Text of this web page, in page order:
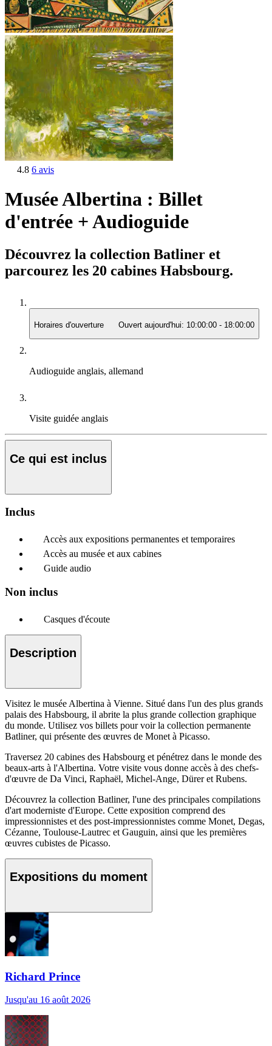
4.8 6 avis
Musée Albertina : Billet
d'entrée + Audioguide
Découvrez la collection Batliner et
parcourez les 20 cabines Habsbourg.
Horaires d'ouverture Ouvert aujourd'hui: 10:00:00 - 18:00:00
Audioguide anglais, allemand
Visite guidée anglais
Ce qui est inclus
Inclus
Accès aux expositions permanentes et temporaires
Accès au musée et aux cabines
Guide audio
Non inclus
Casques d'écoute
Description
Visitez le musée Albertina à Vienne. Situé dans l'un des plus grands
palais des Habsbourg, il abrite la plus grande collection graphique
du monde. Utilisez vos billets pour voir la collection permanente
Batliner, qui présente des œuvres de Monet à Picasso.
Traversez 20 cabines des Habsbourg et pénétrez dans le monde des
beaux-arts à l'Albertina. Votre visite vous donne accès à des chefs-
d'œuvre de Da Vinci, Raphaël, Michel-Ange, Dürer et Rubens.
Découvrez la collection Batliner, l'une des principales compilations
d'art moderniste d'Europe. Cette exposition comprend des
impressionnistes et des post-impressionnistes comme Monet, Degas,
Cézanne, Toulouse-Lautrec et Gauguin, ainsi que les premières
œuvres cubistes de Picasso.
Expositions du moment
Richard Prince
Jusqu'au 16 août 2026